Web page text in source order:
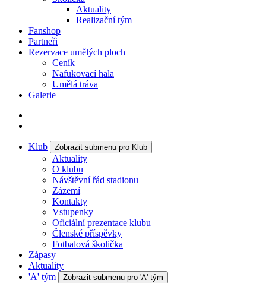
Aktuality
Realizační tým
Fanshop
Partneři
Rezervace umělých ploch
Ceník
Nafukovací hala
Umělá tráva
Galerie
Klub Zobrazit submenu pro Klub
Aktuality
O klubu
Návštěvní řád stadionu
Zázemí
Kontakty
Vstupenky
Oficiální prezentace klubu
Členské příspěvky
Fotbalová školička
Zápasy
Aktuality
'A' tým
Zobrazit submenu pro 'A' tým